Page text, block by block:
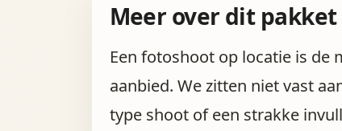
Meer over dit pakket
Een fotoshoot op locatie is de
aanbied. We zitten niet vast
type shoot of een strakke